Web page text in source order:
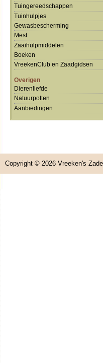
Tuingereedschappen
Tuinhulpjes
Gewasbescherming
Mest
Zaaihulpmiddelen
Boeken
VreekenClub en Zaadgidsen
Overigen
Dierenliefde
Natuurpotten
Aanbiedingen
Copyright © 2026 Vreeken's